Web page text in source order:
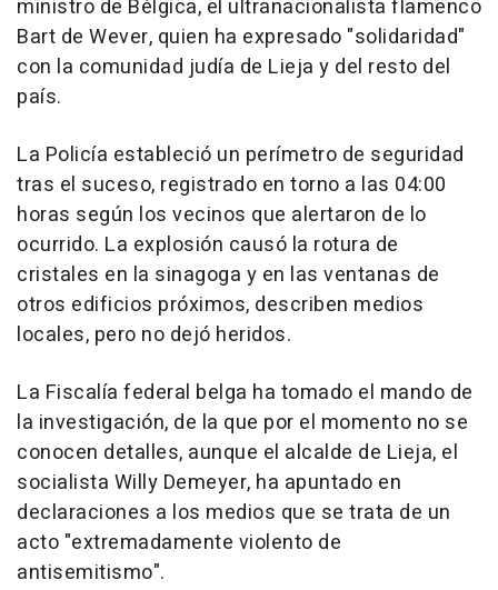
ministro de Bélgica, el ultranacionalista flamenco
Bart de Wever, quien ha expresado "solidaridad"
con la comunidad judía de Lieja y del resto del
país.
La Policía estableció un perímetro de seguridad
tras el suceso, registrado en torno a las 04:00
horas según los vecinos que alertaron de lo
ocurrido. La explosión causó la rotura de
cristales en la sinagoga y en las ventanas de
otros edificios próximos, describen medios
locales, pero no dejó heridos.
La Fiscalía federal belga ha tomado el mando de
la investigación, de la que por el momento no se
conocen detalles, aunque el alcalde de Lieja, el
socialista Willy Demeyer, ha apuntado en
declaraciones a los medios que se trata de un
acto "extremadamente violento de
antisemitismo".